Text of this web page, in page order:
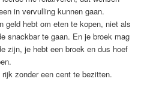
in vervulling kunnen gaan.
geld hebt om eten te kopen, niet als
snackbar te gaan. En je broek mag
zijn, je hebt een broek en dus hoef
zonder een cent te bezitten.